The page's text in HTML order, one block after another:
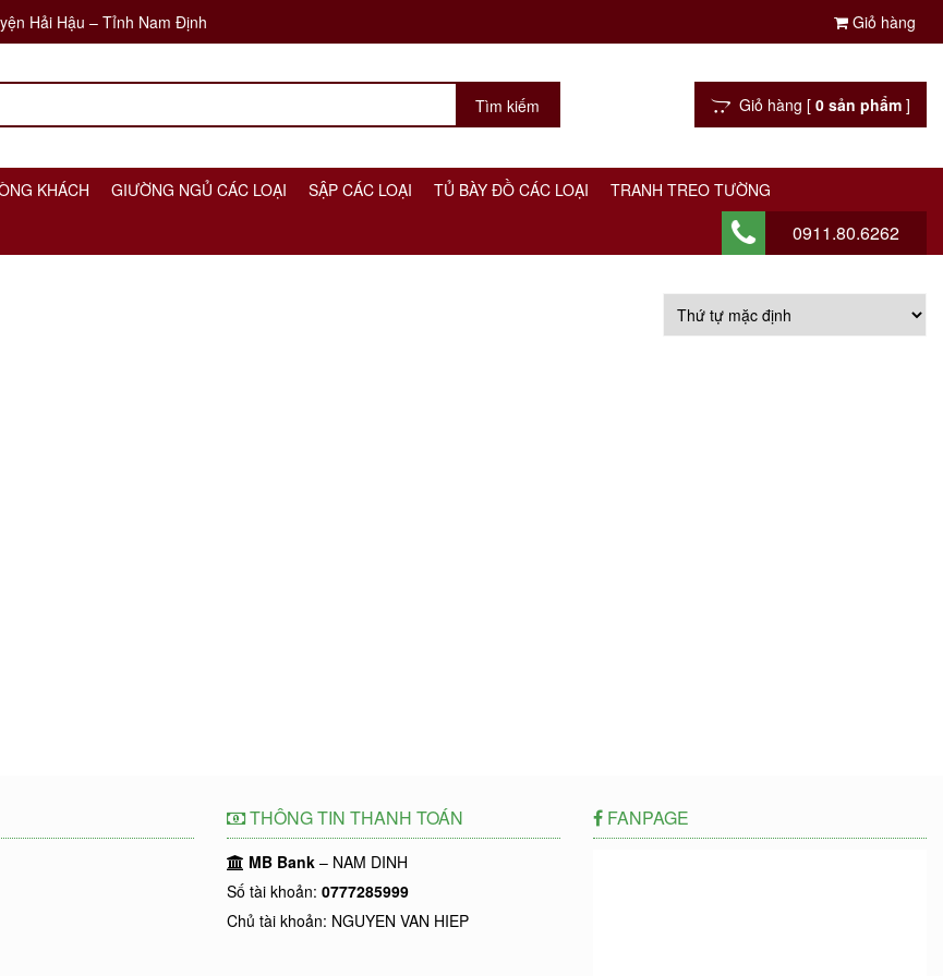
Hải Hậu – Tỉnh Nam Định Giỏ hàng
Giỏ hàng [ 0 sản phẩm ]
KHÁCH GIƯỜNG NGỦ CÁC LOẠI SẬP CÁC LOẠI TỦ BÀY ĐỒ CÁC LOẠI
TRANH TREO TƯỜNG
0911.80.6262
THÔNG TIN THANH TOÁN
MB Bank – NAM DINH
Số tài khoản: 0777285999
Chủ tài khoản: NGUYEN VAN HIEP
FANPAGE